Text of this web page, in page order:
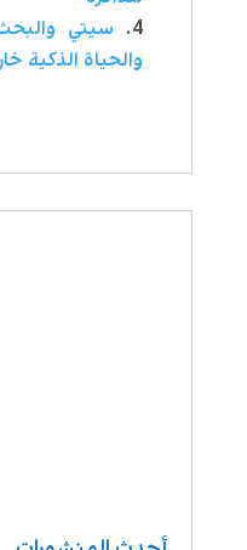
سيتي
والحياة الذكية